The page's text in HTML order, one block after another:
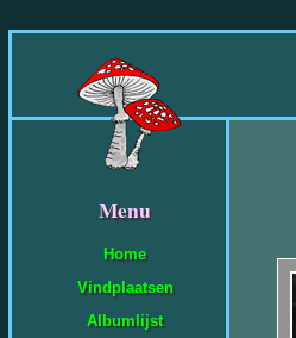
Menu
Home
Vindplaatsen
Albumlijst